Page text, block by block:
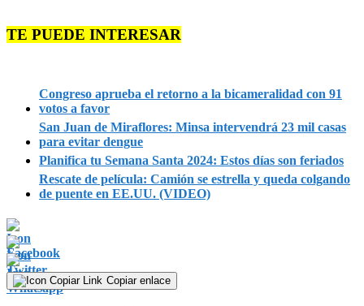
TE PUEDE INTERESAR
Congreso aprueba el retorno a la bicameralidad con 91
votos a favor
San Juan de Miraflores: Minsa intervendrá 23 mil casas
para evitar dengue
Planifica tu Semana Santa 2024: Estos días son feriados
Rescate de película: Camión se estrella y queda colgando
de puente en EE.UU. (VIDEO)
Copiar enlace